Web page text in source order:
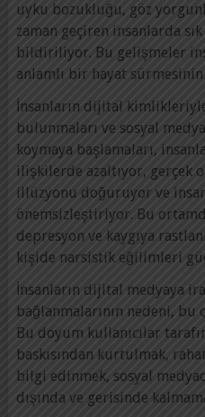
uyku bozukluğu, göz
zaman geçiren insanlarda
bildiriliyor. Bu gelişmeler
anlamlı bir hayat
İnsanların dijital
bulunmaları ve sosyal
koymaya başlamaları,
ilişkilerde azaltıyor, gerçek
illüzyonu doğuruyor ve
önemsizleştiriyor. Bu
depresyon ve kaygıya
kişide narsistik eğilimleri
İnsanların dijital medyaya
bağlanmalarının nedeni,
Bu doyum kullanıcılar
baskısından kurtulmak,
bilgi edinmek, sosyal
dışında ve gerisinde